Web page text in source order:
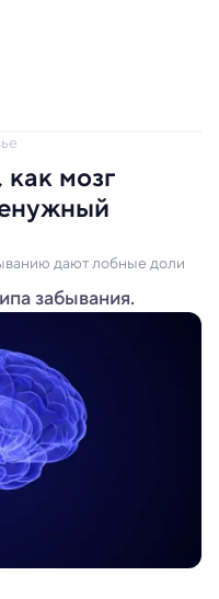
мозг
дают лобные доли
забывания.